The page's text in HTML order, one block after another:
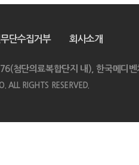
단수집거부 회사소개
첨단의료복합단지 내), 한국메디
ALL RIGHTS RESERVED.